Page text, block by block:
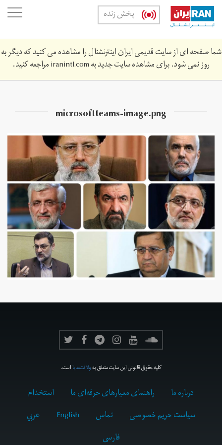
Skip
main
content
پخش زنده
شما صفحه ای از سایت قدیمی ایران اینترنشنال را مشاهده می کنید که دیگر به
روز نمی شود. برای مشاهده سایت جدید بهiranintl.comمراجعه کنید.
microsoftteams-image.png
کلیه حقوق قانونی این سایت متعلق بهولانت‌مدیااست.
درباره ما راهنمای معیارهای حرفه‌ای ما
استخدام
سیاست حریم خصوصی
تماس English
عربي
فارسى